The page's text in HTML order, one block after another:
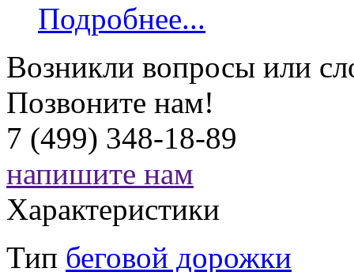
Подробнее...
Возникли вопросы или
Позвоните нам!
7 (499) 348-18-89
напишите нам
Характеристики
Тип беговой дорожки